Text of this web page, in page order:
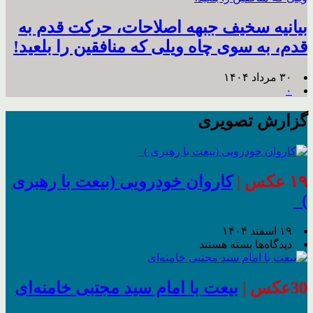
بیانیه سخیف جبهه اصلاحات، حرکت قدم به
قدم، به سوی چاه ویلی که منافقین را بلعید!
۳۰ مرداد ۱۴۰۴
۰
گزارش تصویری
۱۹ عکس |
کاروان خودرویی (بیعت با رهبری
)
۱۹ اسفند ۱۴۰۴
دیدگاه‌ها برای
کاروان
(بیعت
با
بسته هستند
30عکس | بیعت با امام سید مجتبی خامنه‌ای